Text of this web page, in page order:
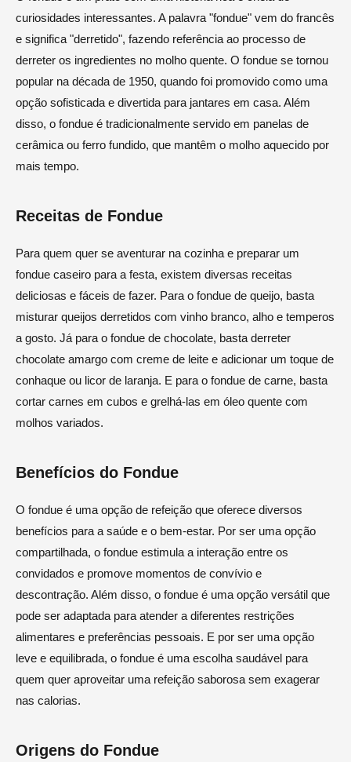
curiosidades interessantes. A palavra "fondue" vem do francês
e significa "derretido", fazendo referência ao processo de
derreter os ingredientes no molho quente. O fondue se tornou
popular na década de 1950, quando foi promovido como uma
opção sofisticada e divertida para jantares em casa. Além
disso, o fondue é tradicionalmente servido em panelas de
cerâmica ou ferro fundido, que mantêm o molho aquecido por
mais tempo.
Receitas de Fondue
Para quem quer se aventurar na cozinha e preparar um
fondue caseiro para a festa, existem diversas receitas
deliciosas e fáceis de fazer. Para o fondue de queijo, basta
misturar queijos derretidos com vinho branco, alho e temperos
a gosto. Já para o fondue de chocolate, basta derreter
chocolate amargo com creme de leite e adicionar um toque de
conhaque ou licor de laranja. E para o fondue de carne, basta
cortar carnes em cubos e grelhá-las em óleo quente com
molhos variados.
Benefícios do Fondue
O fondue é uma opção de refeição que oferece diversos
benefícios para a saúde e o bem-estar. Por ser uma opção
compartilhada, o fondue estimula a interação entre os
convidados e promove momentos de convívio e
descontração. Além disso, o fondue é uma opção versátil que
pode ser adaptada para atender a diferentes restrições
alimentares e preferências pessoais. E por ser uma opção
leve e equilibrada, o fondue é uma escolha saudável para
quem quer aproveitar uma refeição saborosa sem exagerar
nas calorias.
Origens do Fondue